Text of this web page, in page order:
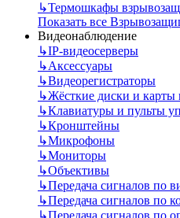
↳Термошкафы
Показать все
Видеонаблюдение
↳IP-видеосерверы
↳Аксессуары
↳Видеорегистраторы
↳Жёсткие диски и карты
↳Клавиатуры и пульты
↳Кронштейны
↳Микрофоны
↳Мониторы
↳Объективы
↳Передача сигналов по
↳Передача сигналов по
↳Передача сигналов по